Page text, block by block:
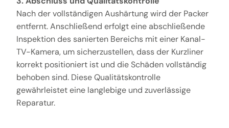
Nach der vollständigen Aushärtung wird der Packer
entfernt. Anschließend erfolgt eine abschließende
Inspektion des sanierten Bereichs mit einer Kanal-
TV-Kamera, um sicherzustellen, dass der Kurzliner
korrekt positioniert ist und die Schäden vollständig
behoben sind. Diese Qualitätskontrolle
gewährleistet eine langlebige und zuverlässige
Reparatur.